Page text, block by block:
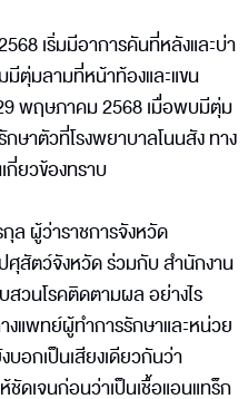
เริ่มมีอาการคันที่หลังและบ่า
มีตุ่มลามที่หน้าท้องและแขน
พฤษภาคม 2568 เมื่อพบมีตุ่ม
ษาตัวที่โรงพยาบาลโนนสัง ทาง
กี่ยวข้องทราบ
ล ผู้ว่าราชการจังหวัด
ศุสัตว์จังหวัด ร่วมกับ สำนักงาน
วนโรคติดตามผล อย่างไร
แพทย์ผู้ทำการรักษาและหน่วย
อกเป็นเสียงเดียวกันว่า
ดเจนก่อนว่าเป็นเชื้อแอนแทร็ก